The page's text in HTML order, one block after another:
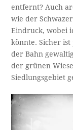
entfernt? Auch
wie der
Eindruck, wobei
könnte. Sicher ist
der Bahn
der grünen
Siedlungsgebiet